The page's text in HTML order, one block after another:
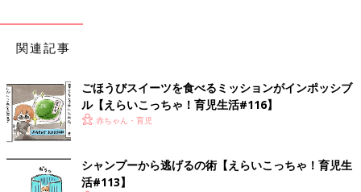
関連記事
ごほうびスイーツを食べるミッションがインポッシブ
ル【えらいこっちゃ！育児生活#116】
赤ちゃん・育児
シャンプーから逃げるの術【えらいこっちゃ！育児生
活#113】